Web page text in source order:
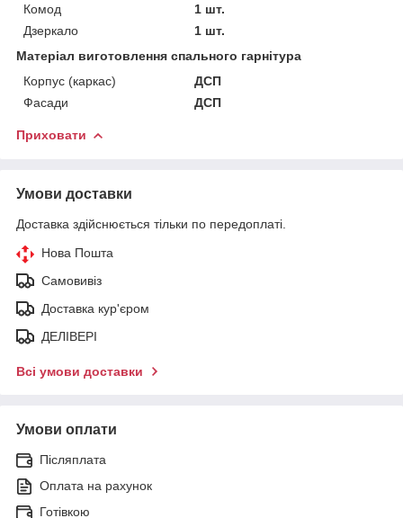
Комод
1 шт.
Дзеркало
1 шт.
Матеріал виготовлення спального гарнітура
Корпус (каркас)
ДСП
Фасади
ДСП
Приховати
Умови доставки
Доставка здійснюється тільки по передоплаті.
Нова Пошта
Самовивіз
Доставка кур'єром
ДЕЛІВЕРІ
Всі умови доставки
Умови оплати
Післяплата
Оплата на рахунок
Готівкою